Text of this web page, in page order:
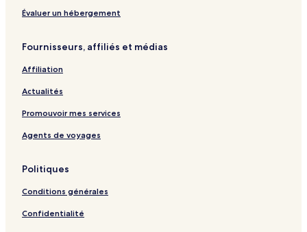
Poddala – Hôtels
Tangalle – Hôtels 3 étoiles
Hôtels au bord de la plage – Tangalle
Dikwella – Hôtels
Angunukolapelessa – Hôtels
Udugama – Hôtels
Bentota – Maisons d’hôtes
Bentota – Gîtes
Bentota – Hôtels 2 étoiles
Évaluer un hébergement
Fournisseurs, affiliés et médias
Affiliation
Actualités
Promouvoir mes services
Agents de voyages
Politiques
Conditions générales
Confidentialité